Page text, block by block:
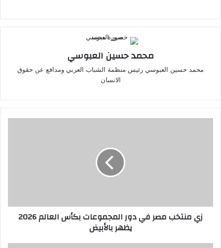
محمد حسين العبوسي
محمد حسين العبوسي رئيس منظمة الشباب العربي ومدافع عن حقوق
الانسان
2026
يظهر
بالأبيض
زي منتخب مصر في دور المجموعات بكأس العالم 2026
يظهر بالأبيض